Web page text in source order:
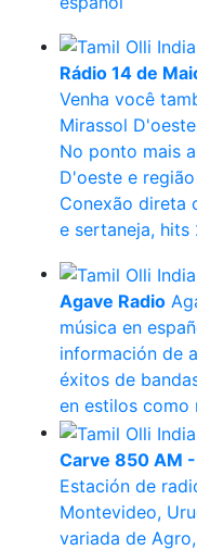
Rádio 14 de
Venha você
Mirassol
No ponto mais
D'oeste e
Conexão direta
e sertaneja, hits
Agave Radio
música en
información de
éxitos de
en estilos como
Carve 850 AM
Estación de
Montevideo,
variada de